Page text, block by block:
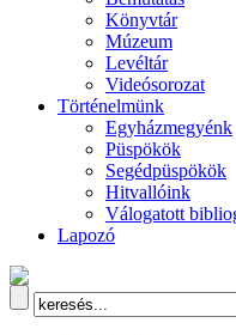
Könyvtár
Múzeum
Levéltár
Videósorozat
Történelmünk
Egyházmegyénk
Püspökök
Segédpüspökök
Hitvallóink
Válogatott
Lapozó